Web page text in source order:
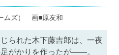
ムズ） 画■原友和
られた木下藤吉郎は、一夜
がかりを作ったが――。